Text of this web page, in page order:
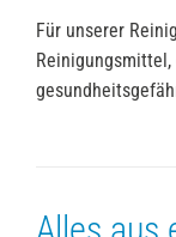
Für unserer
Alles aus